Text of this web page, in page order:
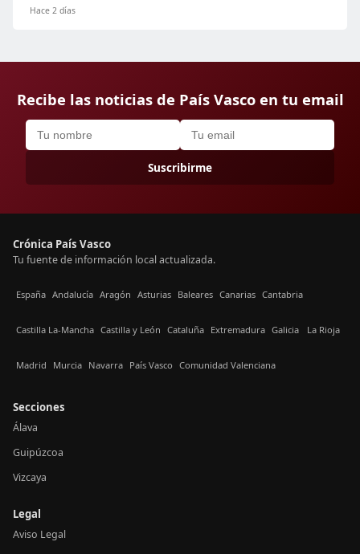
Hace 2 días
Recibe las noticias de País Vasco en tu email
Suscribirme
Crónica País Vasco
Tu fuente de información local actualizada.
España Andalucía Aragón Asturias Baleares Canarias Cantabria
Castilla La-Mancha Castilla y León Cataluña Extremadura Galicia La Rioja
Madrid Murcia Navarra País Vasco Comunidad Valenciana
Secciones
Álava
Guipúzcoa
Vizcaya
Legal
Aviso Legal